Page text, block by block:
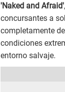
'Naked and Afraid'
concursantes a
completamente
condiciones
entorno salvaje.